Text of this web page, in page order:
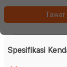
Tawar
Spesifikasi